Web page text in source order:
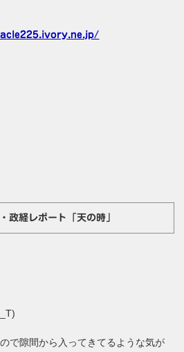
政経レポート「天の時」
で隙間から入ってきてるような気が